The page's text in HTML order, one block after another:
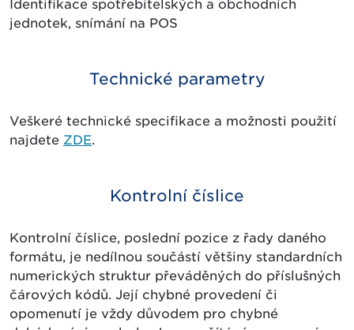
Identifikace spotřebitelských a obchodních
jednotek, snímání na POS
Technické parametry
Veškeré technické specifikace a možnosti použití
najdete ZDE.
Kontrolní číslice
Kontrolní číslice, poslední pozice z řady daného
formátu, je nedílnou součástí většiny standardních
numerických struktur převáděných do příslušných
čárových kódů. Její chybné provedení či
opomenutí je vždy důvodem pro chybné